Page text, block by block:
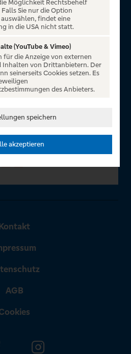
Raiffeisenbanken. Auf
finden Sie Tickets für
Musicals und Shows, die
die Champions League und die
mit
AGB
Möglichkeit Rechtsbehelf
Sie nur die Option
auswählen, findet eine
in die USA nicht statt.
(YouTube & Vimeo)
für die Anzeige von externen
Inhalten von Drittanbietern. Der
seinerseits Cookies setzen. Es
des Anbieters.
speichern
akzeptieren